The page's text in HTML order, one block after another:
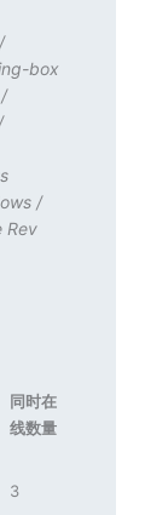
box
/
Rev
同时在
线数量
3